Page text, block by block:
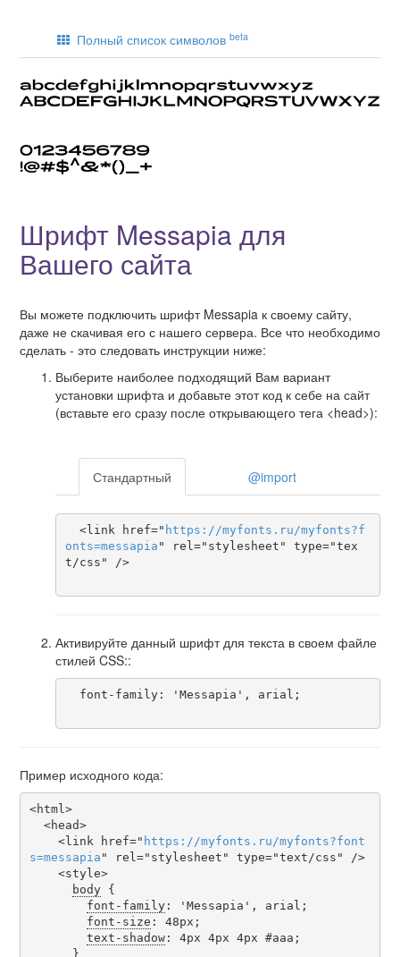
Полный список символов beta
Шрифт Messapia для
Вашего сайта
Вы можете подключить шрифт Messapia к своему сайту,
даже не скачивая его с нашего сервера. Все что необходимо
сделать - это следовать инструкции ниже:
Выберите наиболее подходящий Вам вариант
установки шрифта и добавьте этот код к себе на сайт
(вставьте его сразу после открывающего тега <head>):
Стандартный @import
  <link href="
https ://myfonts . ru/myfonts?f
onts=messapia " rel="stylesheet" type="tex
t/css" />
Активируйте данный шрифт для текста в своем файле
стилей CSS::
Пример исходного кода:
<html>
    <link href="
https ://myfonts . ru/myfonts?font
s=messapia " rel="stylesheet" type="text/css" />
body {
font-family: 'Messapia', arial;
font-size : 48px;
text-shadow: 4px 4px 4px #aaa;